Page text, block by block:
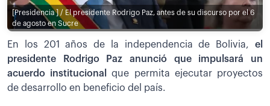
[Presidencia ] / El presidente Rodrigo Paz, antes de su discurso por el 6
de agosto en Sucre
En los 201 años de la independencia de Bolivia, el
presidente Rodrigo Paz anunció que impulsará un
acuerdo institucional
que permita ejecutar proyectos
de desarrollo en beneficio del país.